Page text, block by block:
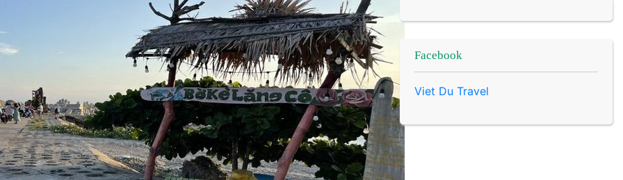
Facebook
Viet Du Travel